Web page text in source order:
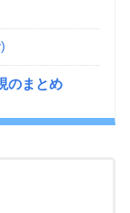
のまとめ